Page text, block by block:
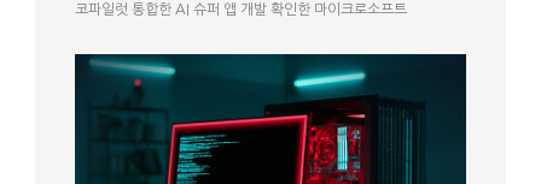
코파일럿 통합한 AI 슈퍼 앱 개발 확인한 마이크로소프트